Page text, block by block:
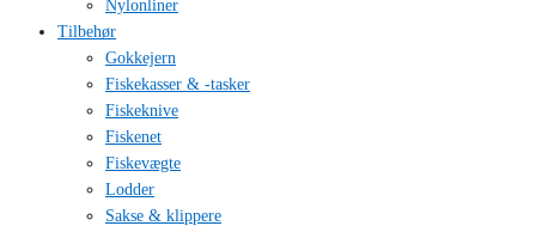
Nylonliner
Tilbehør
Gokkejern
Fiskekasser & -tasker
Fiskeknive
Fiskenet
Fiskevægte
Lodder
Sakse & klippere